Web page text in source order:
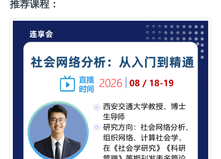
推荐课程：